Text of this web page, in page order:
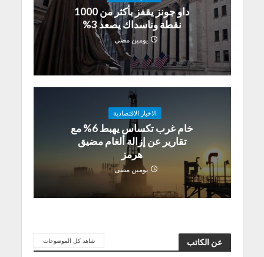
داو جونز يقفز بأكثر من 1000
نقطة وناسداك يصعد 3%
يومين مضى
الاخبار الاقتصادية
خام غرب تكساس يهبط 6% مع
تقارير عن إزالة ألغام مضيق
هرمز
يومين مضى
عن الكاتب شاهد كل الموضوعات